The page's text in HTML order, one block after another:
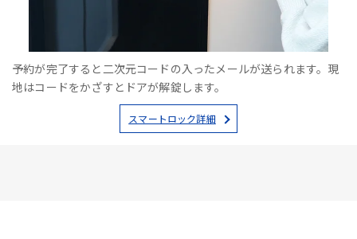
予約が完了すると二次元コードの入ったメールが送られます。現
地はコードをかざすとドアが解錠します。
スマートロック詳細